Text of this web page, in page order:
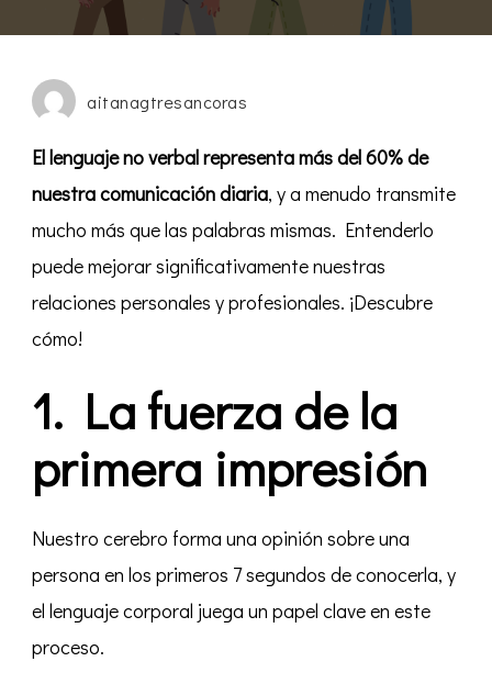
lenguaje
que
sin
palabras
y
influye
relaciones
aitanagtresancoras
El lenguaje no verbal representa más del 60% de
nuestra comunicación diaria, y a menudo transmite
mucho más que las palabras mismas. Entenderlo
puede mejorar significativamente nuestras
relaciones personales y profesionales. ¡Descubre
cómo!
1. La fuerza de la
primera impresión
Nuestro cerebro forma una opinión sobre una
persona en los primeros 7 segundos de conocerla, y
el lenguaje corporal juega un papel clave en este
proceso.